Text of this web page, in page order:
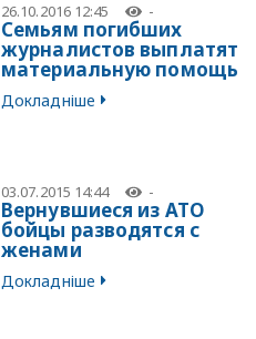
26.10.2016 12:45 -
Семьям погибших
журналистов выплатят
материальную помощь
Докладніше
03.07.2015 14:44 -
Вернувшиеся из АТО
бойцы разводятся с
женами
Докладніше